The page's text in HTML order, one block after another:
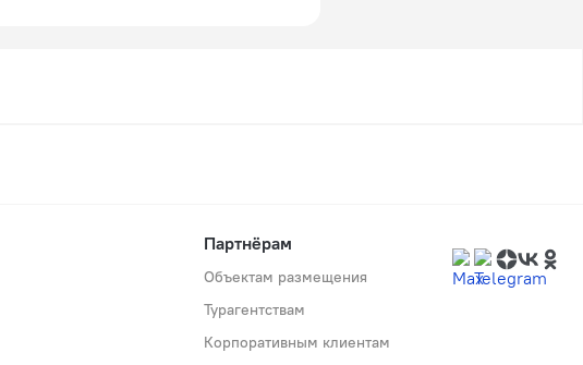
Партнёрам
Объектам размещения
Турагентствам
Корпоративным клиентам